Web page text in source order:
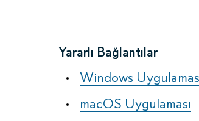
Yararlı Bağlantılar
Windows
macOS Uygulaması